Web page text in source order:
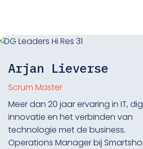
Arjan Lieverse
Scrum Master
Meer dan 20 jaar ervaring in IT,
innovatie en het verbinden van
technologie met de business.
Operations Manager bij